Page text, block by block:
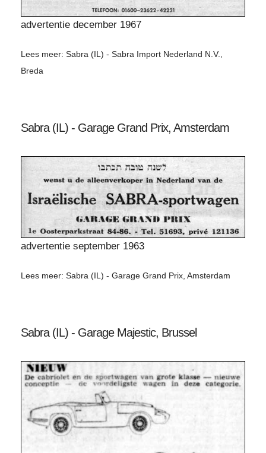
advertentie december 1967
Lees meer: Sabra (IL) - Sabra Import Nederland N.V.,
Breda
Sabra (IL) - Garage Grand Prix, Amsterdam
advertentie september 1963
Lees meer: Sabra (IL) - Garage Grand Prix, Amsterdam
Sabra (IL) - Garage Majestic, Brussel